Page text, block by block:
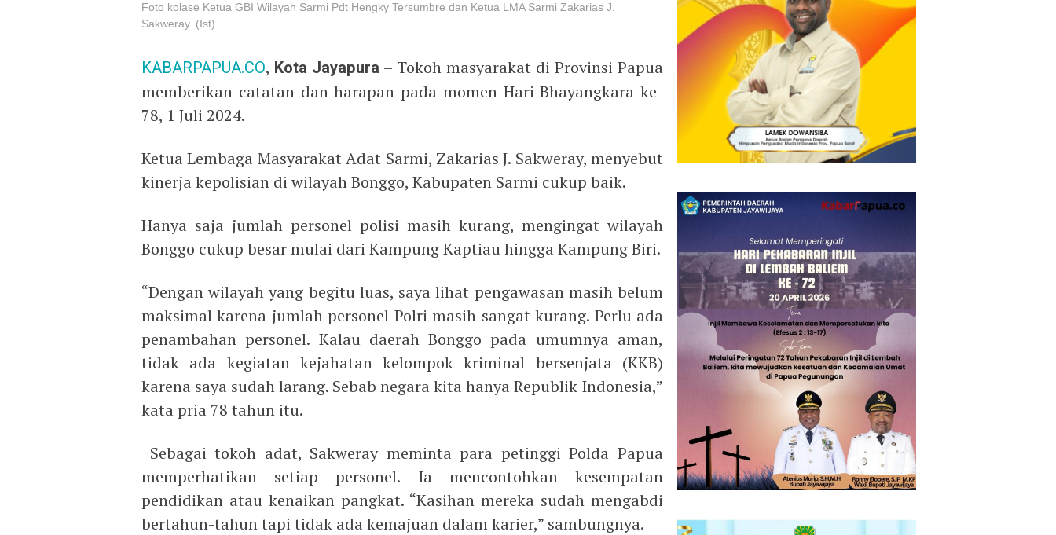
Foto kolase Ketua GBI Wilayah Sarmi Pdt Hengky Tersumbre dan Ketua LMA Sarmi Zakarias J.
Sakweray. (Ist)
KABARPAPUA.CO, Kota Jayapura – Tokoh masyarakat di Provinsi Papua
memberikan catatan dan harapan pada momen Hari Bhayangkara ke-
78, 1 Juli 2024.
Ketua Lembaga Masyarakat Adat Sarmi, Zakarias J. Sakweray, menyebut
kinerja kepolisian di wilayah Bonggo, Kabupaten Sarmi cukup baik.
Hanya saja jumlah personel polisi masih kurang, mengingat wilayah
Bonggo cukup besar mulai dari Kampung Kaptiau hingga Kampung Biri.
“Dengan wilayah yang begitu luas, saya lihat pengawasan masih belum
maksimal karena jumlah personel Polri masih sangat kurang. Perlu ada
penambahan personel. Kalau daerah Bonggo pada umumnya aman,
tidak ada kegiatan kejahatan kelompok kriminal bersenjata (KKB)
karena saya sudah larang. Sebab negara kita hanya Republik Indonesia,”
kata pria 78 tahun itu.
Sebagai tokoh adat, Sakweray meminta para petinggi Polda Papua
memperhatikan setiap personel. Ia mencontohkan kesempatan
pendidikan atau kenaikan pangkat. “Kasihan mereka sudah mengabdi
bertahun-tahun tapi tidak ada kemajuan dalam karier,” sambungnya.